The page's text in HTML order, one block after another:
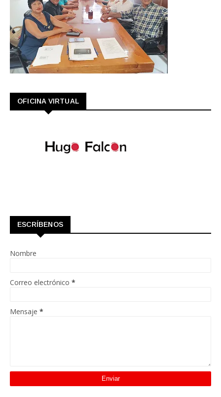
OFICINA VIRTUAL
ESCRÍBENOS
Nombre
Correo electrónico *
Mensaje *